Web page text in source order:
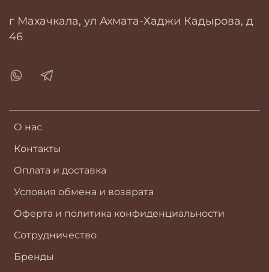
О нас
Контакты
Оплата и доставка
Условия обмена и возврата
Оферта и политика конфиденциальности
Сотрудничество
Бренды
г Махачкала, ул Ахмата-Хаджи Кадырова, д
46